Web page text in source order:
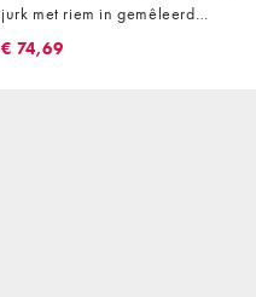
jurk met riem in gemêleerd
molbruin
€ 74,69